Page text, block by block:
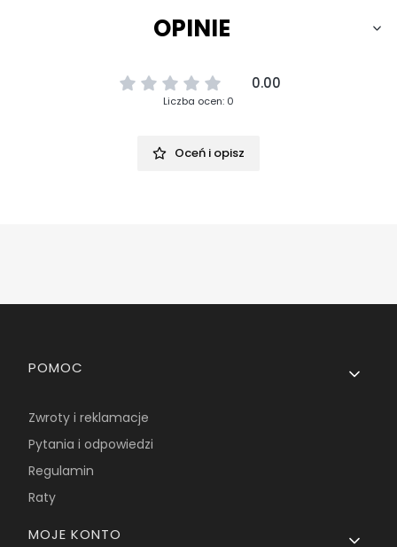
OPINIE
0.00
Liczba ocen: 0
Oceń i opisz
Linki w stopce
POMOC
Zwroty i reklamacje
Pytania i odpowiedzi
Regulamin
Raty
MOJE KONTO